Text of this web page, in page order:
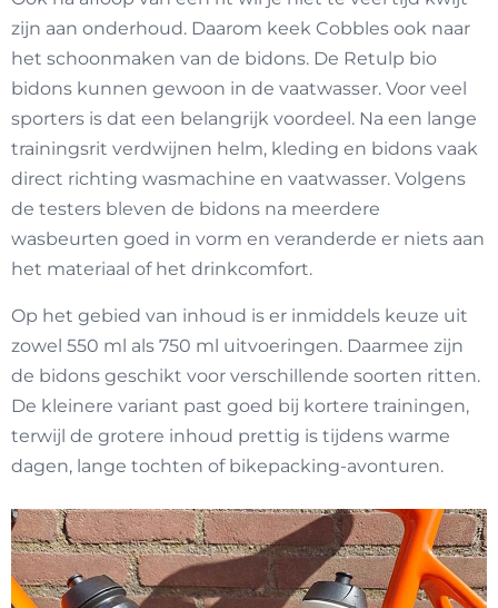
zijn aan onderhoud. Daarom keek Cobbles ook naar
het schoonmaken van de bidons. De Retulp bio
bidons kunnen gewoon in de vaatwasser. Voor veel
sporters is dat een belangrijk voordeel. Na een lange
trainingsrit verdwijnen helm, kleding en bidons vaak
direct richting wasmachine en vaatwasser. Volgens
de testers bleven de bidons na meerdere
wasbeurten goed in vorm en veranderde er niets aan
het materiaal of het drinkcomfort.
Op het gebied van inhoud is er inmiddels keuze uit
zowel 550 ml als 750 ml uitvoeringen. Daarmee zijn
de bidons geschikt voor verschillende soorten ritten.
De kleinere variant past goed bij kortere trainingen,
terwijl de grotere inhoud prettig is tijdens warme
dagen, lange tochten of bikepacking-avonturen.